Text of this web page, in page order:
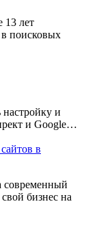
13 лет
поисковых
настройку и
и Google…
современный
бизнес на